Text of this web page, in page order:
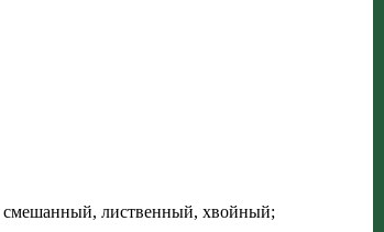
смешанный, лиственный, хвойный;